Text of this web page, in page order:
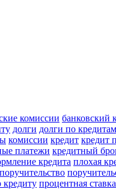
комиссии банковский
долги долги по кредитам
комиссии кредит кредит
платежи кредитный
кредита плохая
поручительство
кредиту процентная ставка